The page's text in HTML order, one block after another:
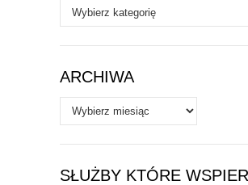
Autorzy
/
Tematy
ARCHIWA
Archiwa
SŁUŻBY KTÓRE